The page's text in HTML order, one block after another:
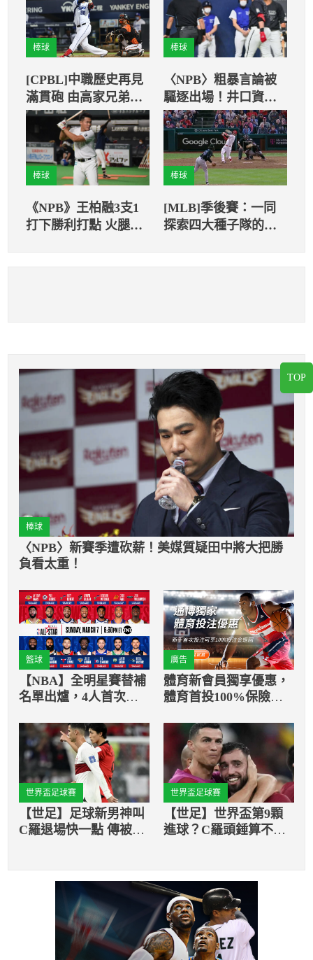
棒球
[CPBL]中職歷史再見
滿貫砲 由高家兄弟包
辦！
棒球
〈NPB〉粗暴言論被
驅逐出場！井口資仁
也難倖免
棒球
《NPB》王柏融3支1
打下勝利打點 火腿擊
棒球
[MLB]季後賽：一同
探索四大種子隊的實
棒球
〈NPB〉新賽季遭砍薪！美媒質疑田中將大把勝
負看太重！
籃球
【NBA】全明星賽替補
名單出爐，4人首次入
廣告
體育新會員獨享優惠，
體育首投100%保險返
世界盃足球賽
【世足】足球新男神叫
C羅退場快一點 傳被譙
世界盃足球賽
【世足】世界盃第9顆
進球？C羅頭錘算不算
TOP